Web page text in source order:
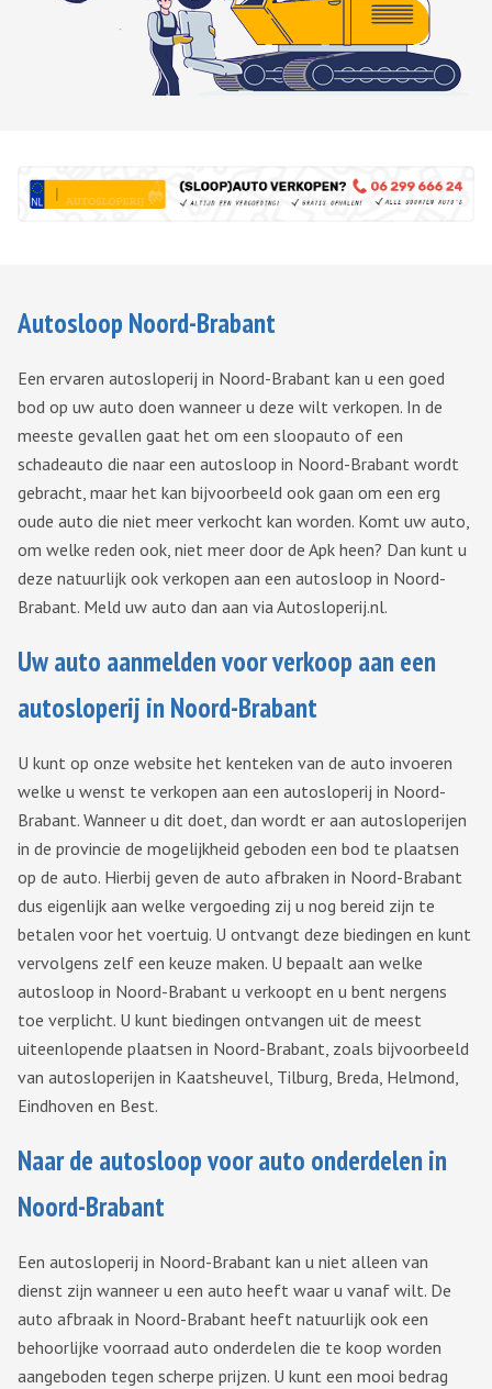
Autosloop Noord-Brabant
Een ervaren autosloperij in Noord-Brabant kan u een goed
bod op uw auto doen wanneer u deze wilt verkopen. In de
meeste gevallen gaat het om een sloopauto of een
schadeauto die naar een autosloop in Noord-Brabant wordt
gebracht, maar het kan bijvoorbeeld ook gaan om een erg
oude auto die niet meer verkocht kan worden. Komt uw auto,
om welke reden ook, niet meer door de Apk heen? Dan kunt u
deze natuurlijk ook verkopen aan een autosloop in Noord-
Brabant. Meld uw auto dan aan via Autosloperij.nl.
Uw auto aanmelden voor verkoop aan een
autosloperij in Noord-Brabant
U kunt op onze website het kenteken van de auto invoeren
welke u wenst te verkopen aan een autosloperij in Noord-
Brabant. Wanneer u dit doet, dan wordt er aan autosloperijen
in de provincie de mogelijkheid geboden een bod te plaatsen
op de auto. Hierbij geven de auto afbraken in Noord-Brabant
dus eigenlijk aan welke vergoeding zij u nog bereid zijn te
betalen voor het voertuig. U ontvangt deze biedingen en kunt
vervolgens zelf een keuze maken. U bepaalt aan welke
autosloop in Noord-Brabant u verkoopt en u bent nergens
toe verplicht. U kunt biedingen ontvangen uit de meest
uiteenlopende plaatsen in Noord-Brabant, zoals bijvoorbeeld
van autosloperijen in Kaatsheuvel, Tilburg, Breda, Helmond,
Eindhoven en Best.
Naar de autosloop voor auto onderdelen in
Noord-Brabant
Een autosloperij in Noord-Brabant kan u niet alleen van
dienst zijn wanneer u een auto heeft waar u vanaf wilt. De
auto afbraak in Noord-Brabant heeft natuurlijk ook een
behoorlijke voorraad auto onderdelen die te koop worden
aangeboden tegen scherpe prijzen. U kunt een mooi bedrag